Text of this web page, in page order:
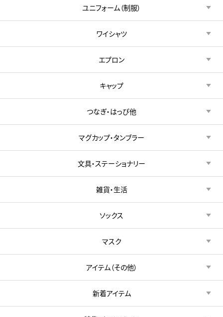
ユニフォーム（制服）
ワイシャツ
エプロン
キャップ
つなぎ・はっぴ他
マグカップ・タンブラー
文具・ステーショナリー
雑貨・生活
ソックス
マスク
アイテム（その他）
新着アイテム